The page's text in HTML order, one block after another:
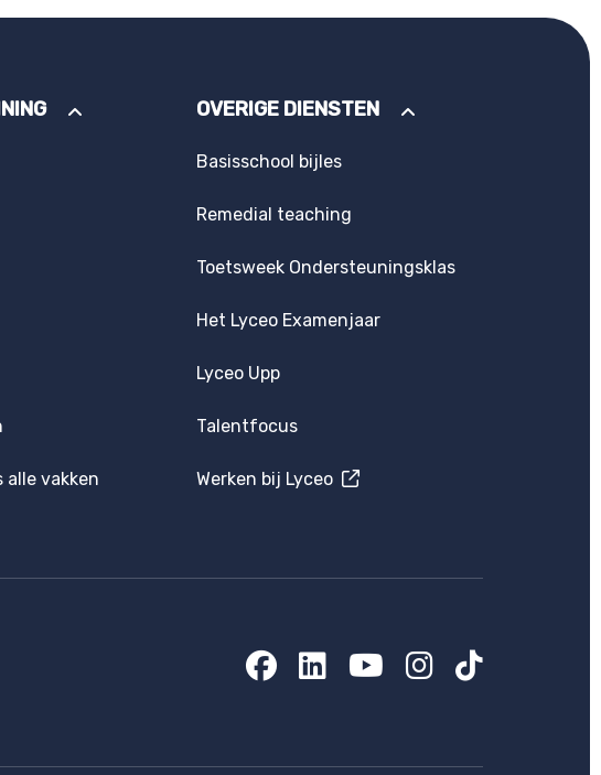
alle vakken
OVERIGE DIENSTEN
Basisschool bijles
Remedial teaching
Toetsweek Ondersteuningsklas
Het Lyceo Examenjaar
Lyceo Upp
Talentfocus
Werken bij Lyceo
Facebook
LinkedIn
YouTube
Instagram
TikTok